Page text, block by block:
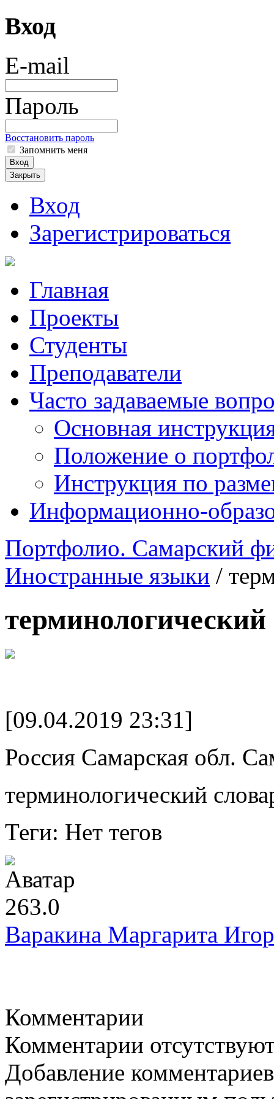
Вход
E-mail
Пароль
Восстановить пароль
Запомнить меня
Вход
Закрыть
Вход
Зарегистрироваться
Главная
Проекты
Студенты
Преподаватели
Часто задаваемые
Основная
Положение о
Инструкция по
Информационно-
Портфолио. Самарский
Иностранные языки /
терминологический
[09.04.2019 23:31]
Россия Самарская обл.
терминологический
Теги: Нет тегов
263.0
Варакина Маргарита
Комментарии
Комментарии
Добавление